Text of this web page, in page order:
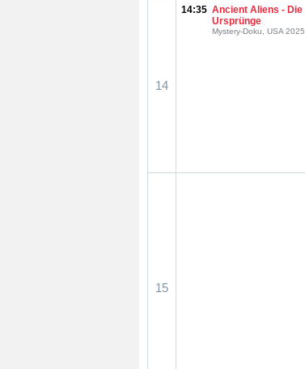
14
14:35 Ancient Aliens - Die
Ursprünge
Mystery-Doku, USA 2025
15